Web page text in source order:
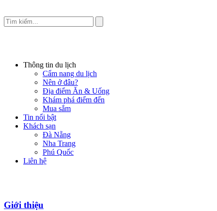
Thông tin du lịch
Cẩm nang du lịch
Nên ở đâu?
Địa điểm Ăn & Uống
Khám phá điểm đến
Mua sắm
Tin nổi bật
Khách sạn
Đà Nẵng
Nha Trang
Phú Quốc
Liên hệ
Giới thiệu